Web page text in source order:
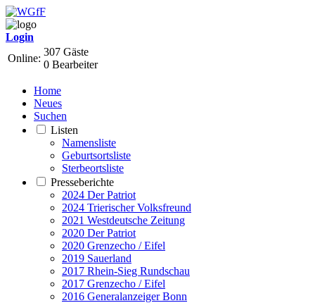
Login
Online:
307 Gäste
0 Bearbeiter
Home
Neues
Suchen
Listen
Namensliste
Geburtsortsliste
Sterbeortsliste
Presseberichte
2024 Der Patriot
2024 Trierischer Volksfreund
2021 Westdeutsche Zeitung
2020 Der Patriot
2020 Grenzecho / Eifel
2019 Sauerland
2017 Rhein-Sieg Rundschau
2017 Grenzecho / Eifel
2016 Generalanzeiger Bonn